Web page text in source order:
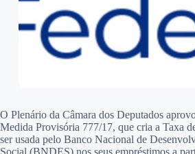
O Plenário da Câmara dos Deputados
Medida Provisória 777/17, que cria a Taxa
ser usada pelo Banco Nacional de